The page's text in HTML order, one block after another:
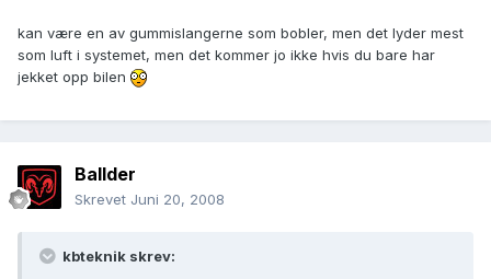
kan være en av gummislangerne som bobler, men det lyder mest
som luft i systemet, men det kommer jo ikke hvis du bare har
jekket opp bilen
Ballder
Skrevet Juni 20, 2008
kbteknik skrev: